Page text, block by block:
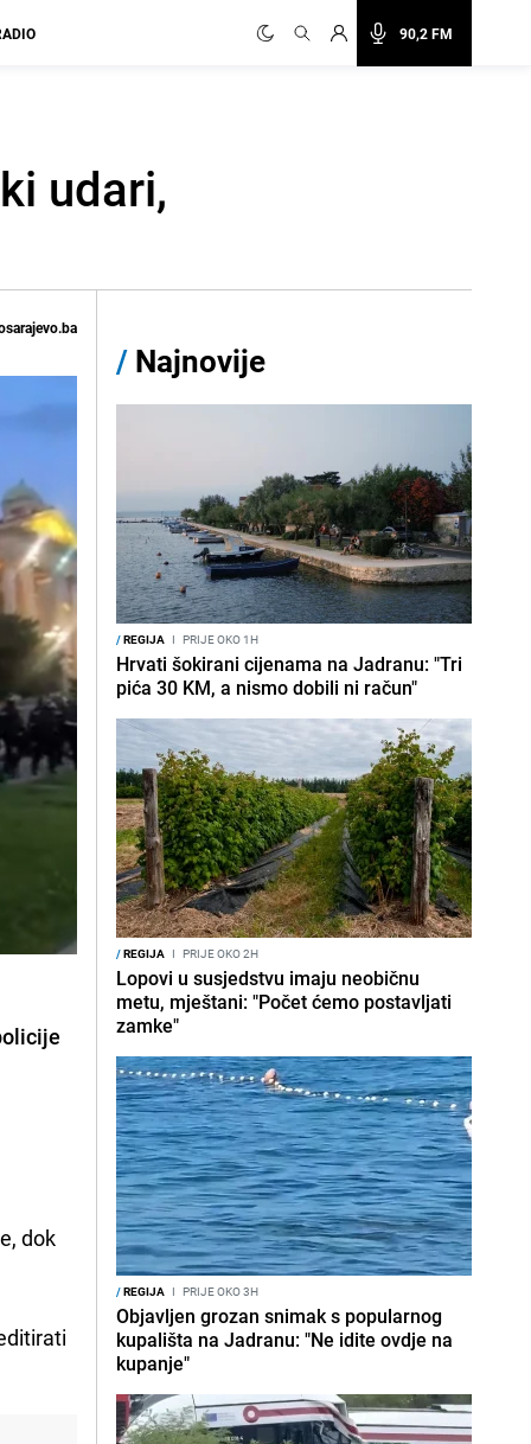
90,2 FM
udari,
dok
/ Najnovije
/REGIJA I PRIJE OKO 1H
Hrvati šokirani cijenama na Jadranu: "Tri
pića 30 KM, a nismo dobili ni račun"
/REGIJA I PRIJE OKO 2H
Lopovi u susjedstvu imaju neobičnu
metu, mještani: "Počet ćemo postavljati
zamke"
/REGIJA I PRIJE OKO 3H
Objavljen grozan snimak s popularnog
kupališta na Jadranu: "Ne idite ovdje na
kupanje"